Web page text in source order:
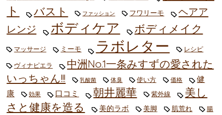
ト
バスト ファッション フワリーモ
ヘアア
レンジ
ボディケア ボディメイク
マッサージ ミーモ ラボレター レシピ
ヴィナピエラ
中洲No.1一条みすずの愛された
いっちゃん!!!
乳酸菌 体臭 使い方 価格
健
康
効果 口コミ 朝井麗華 紫外線
美し
さと健康を造る
美的ラボ 美脚 肌荒れ
腸